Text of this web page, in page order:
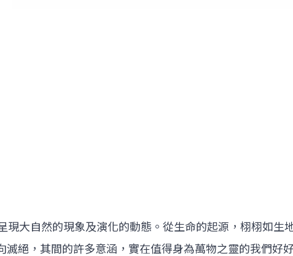
大自然的現象及演化的動態。從生命的起源，栩栩如生
絕，其間的許多意涵，實在值得身為萬物之靈的我們好